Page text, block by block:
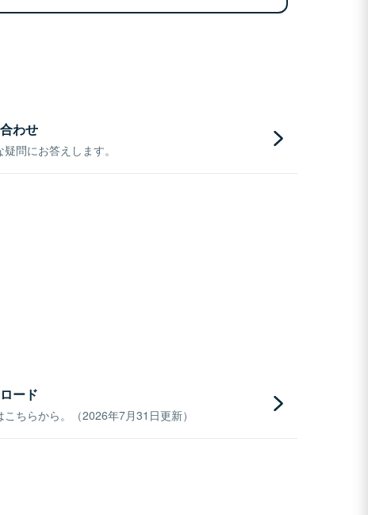
わせ
問にお答えします。
ード
ちらから。（2026年7月31日更新）